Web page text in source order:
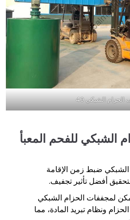
الشبكي 40
الشبكي للفحم المعبأ
ضبط زمن الإقامة
أفضل تأثير تجفيف.
لمجففات الحزام الشبكي
ونظام تبريد المادة، مما